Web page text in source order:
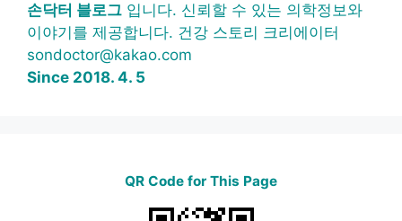
손닥터 블로그 입니다. 신뢰할 수 있는 의학정보와
이야기를 제공합니다. 건강 스토리 크리에이터
sondoctor@kakao.com
Since 2018. 4. 5
QR Code for This Page